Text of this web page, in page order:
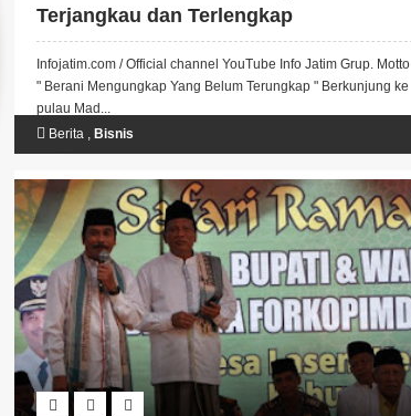
Terjangkau dan Terlengkap
Infojatim.com / Official channel YouTube Info Jatim Grup. Motto
" Berani Mengungkap Yang Belum Terungkap " Berkunjung ke
pulau Mad...
Berita , Bisnis